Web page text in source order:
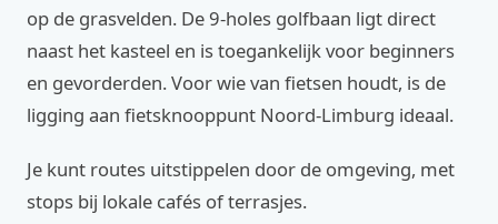
op de grasvelden. De 9-holes golfbaan ligt direct
naast het kasteel en is toegankelijk voor beginners
en gevorderden. Voor wie van fietsen houdt, is de
ligging aan fietsknooppunt Noord-Limburg ideaal.
Je kunt routes uitstippelen door de omgeving, met
stops bij lokale cafés of terrasjes.